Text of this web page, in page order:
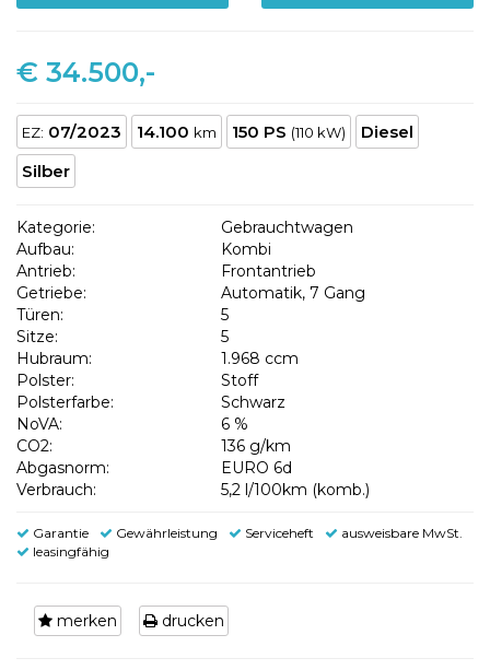
€ 34.500,-
EZ: 07/2023 14.100 km 150 PS (110 kW)
Diesel
Silber
Kategorie:
Gebrauchtwagen
Aufbau:
Kombi
Antrieb:
Frontantrieb
Getriebe:
Automatik, 7 Gang
Türen:
5
Sitze:
5
Hubraum:
1.968 ccm
Polster:
Stoff
Polsterfarbe:
Schwarz
NoVA:
6 %
CO2:
136 g/km
Abgasnorm:
EURO 6d
Verbrauch:
5,2 l/100km (komb.)
Garantie Gewährleistung Serviceheft
ausweisbare MwSt.
leasingfähig
merken drucken